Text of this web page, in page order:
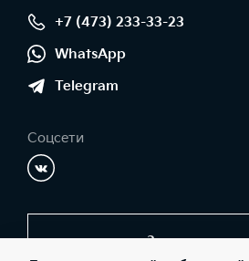
+7 (473) 233-33-23
WhatsApp
Telegram
Соцсети
Заказать